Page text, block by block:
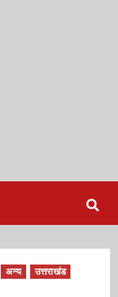
अन्य
उत्तराखंड